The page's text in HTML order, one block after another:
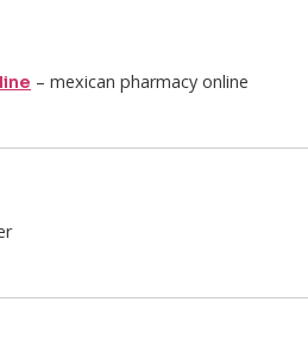
– mexican pharmacy online